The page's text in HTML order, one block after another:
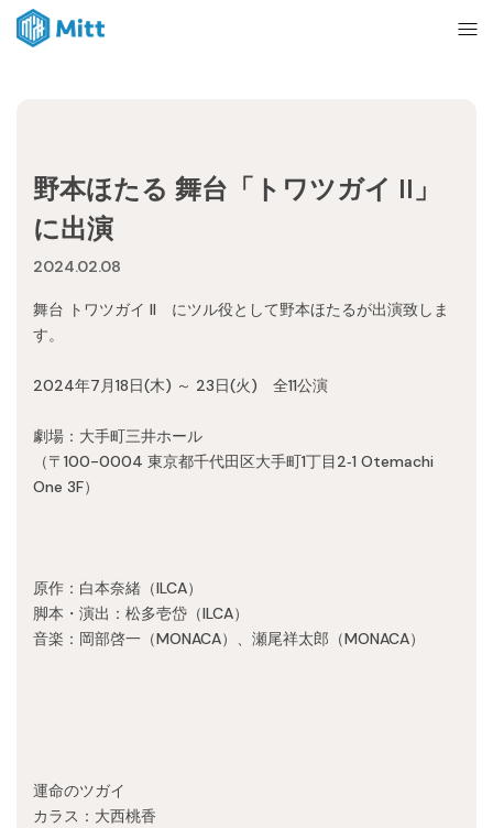
News
mitt management
野本ほたる 舞台「トワツガイ II」
に出演
2024.02.08
舞台 トワツガイ II にツル役として野本ほたるが出演致しま
す。
2024年7月18日(木) ～ 23日(火) 全11公演
劇場：大手町三井ホール
（〒100-0004 東京都千代田区大手町1丁目2‐1 Otemachi
One 3F）
原作：白本奈緒（ILCA）
脚本・演出：松多壱岱（ILCA）
音楽：岡部啓一（MONACA）、瀬尾祥太郎（MONACA）
運命のツガイ
カラス：大西桃香